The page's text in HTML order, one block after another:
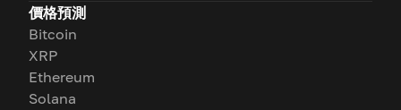
價格預測
Bitcoin
XRP
Ethereum
Solana